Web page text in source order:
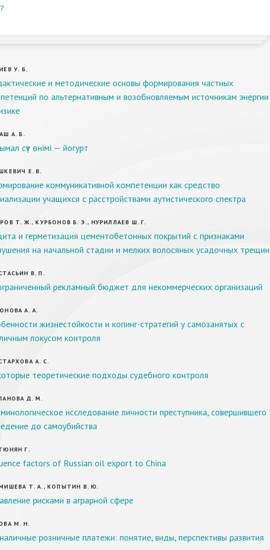
У. Б.
и методические основы формирования частных
по альтернативным и возобновляемым источникам энергии
А. Б.
сүт өнімі — йогурт
Е. В.
коммуникативной компетенции как средство
учащихся с расстройствами аутистического спектра
Т. Ж., КУРБОНОВ Б. Э., НУРИЛЛАЕВ Ш. Г.
и герметизация цементобетонных покрытий с признаками
на начальной стадии и мелких волосяных усадочных трещин
В. П.
рекламный бюджет для некоммерческих организаций
А. А.
жизнестойкости и копинг-стратегий у самозанятых с
локусом контроля
А. С.
теоретические подходы судебного контроля
Д. М.
исследование личности преступника, совершившего
до самоубийства
Г.
factors of Russian oil export to China
Т. А., КОПЫТИН В. Ю.
рисками в аграрной сфере
М. Н.
розничные платежи: понятие, виды, перспективы развития